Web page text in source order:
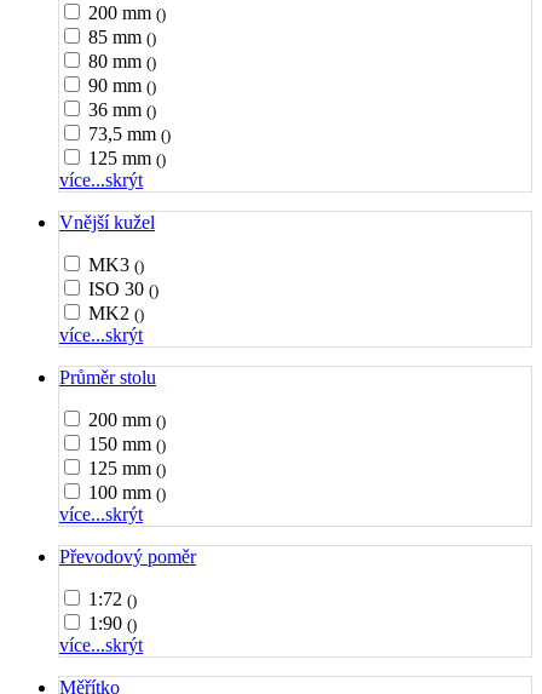
200 mm ()
85 mm ()
80 mm ()
90 mm ()
36 mm ()
73,5 mm ()
125 mm ()
více...skrýt
Vnější kužel
MK3 ()
ISO 30 ()
MK2 ()
více...skrýt
Průměr stolu
200 mm ()
150 mm ()
125 mm ()
100 mm ()
více...skrýt
Převodový poměr
1:72 ()
1:90 ()
více...skrýt
Měřítko